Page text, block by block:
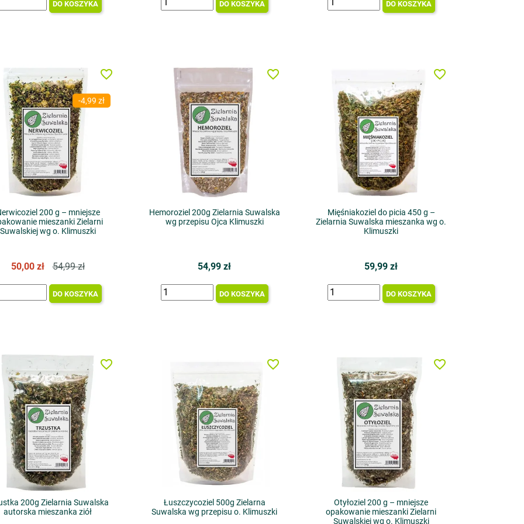
DO KOSZYKA DO KOSZYKA DO KOSZYKA
-4,99 zł
200 g – mniejsze
mieszanki Zielarni
Suwalskiej wg o. Klimuszki
50,00 zł 54,99 zł
DO KOSZYKA
favorite_border
Hemoroziel 200g Zielarnia Suwalska
wg przepisu Ojca Klimuszki
54,99 zł
DO KOSZYKA
favorite_border
Mięśniakoziel do picia 450 g –
Zielarnia Suwalska mieszanka wg o.
Klimuszki
59,99 zł
DO KOSZYKA
favorite_border
200g Zielarnia Suwalska
autorska mieszanka ziół
favorite_border
Łuszczycoziel 500g Zielarna
Suwalska wg przepisu o. Klimuszki
favorite_border
Otyłoziel 200 g – mniejsze
opakowanie mieszanki Zielarni
Suwalskiej wg o. Klimuszki
favorite_border